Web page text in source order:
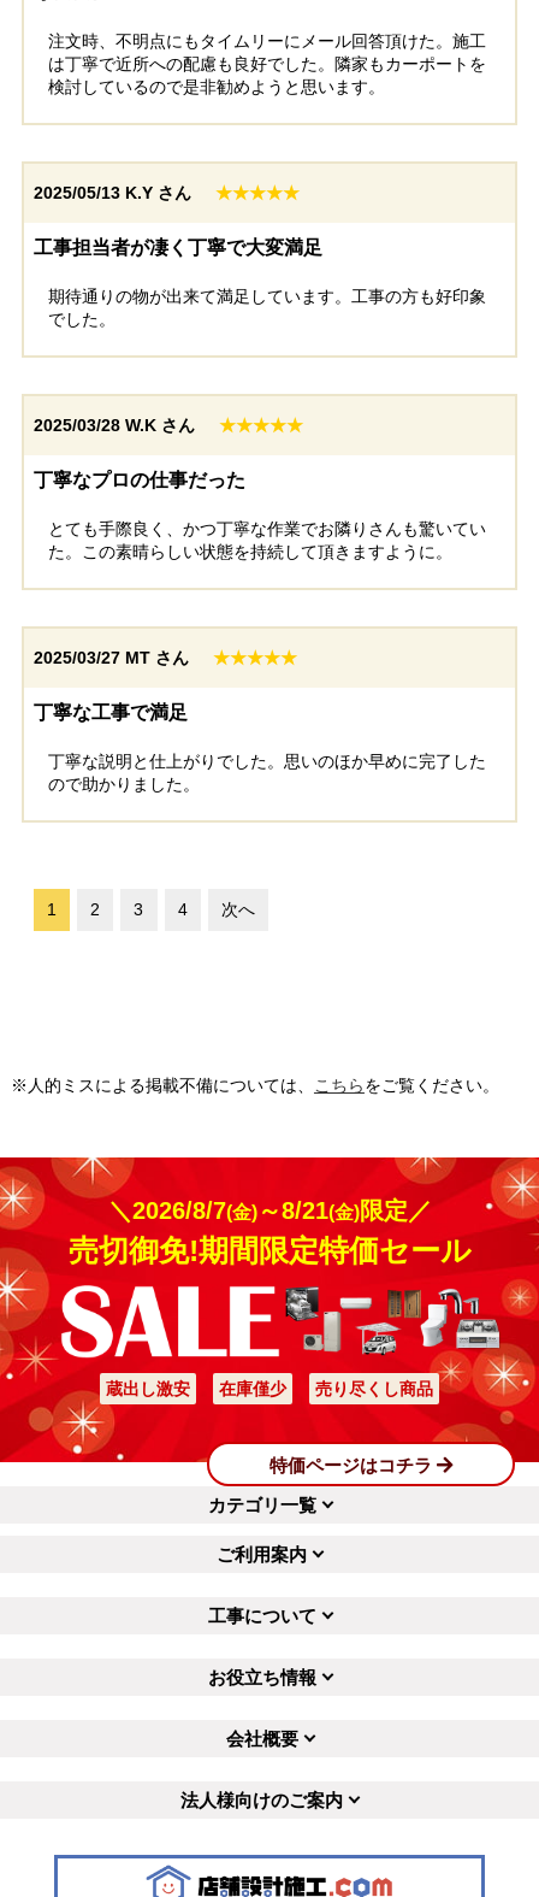
注文時、不明点にもタイムリーにメール回答頂けた。施工
は丁寧で近所への配慮も良好でした。隣家もカーポートを
検討しているので是非勧めようと思います。
2025/05/13 K.Y さん ★★★★★
工事担当者が凄く丁寧で大変満足
期待通りの物が出来て満足しています。工事の方も好印象
でした。
2025/03/28 W.K さん ★★★★★
丁寧なプロの仕事だった
とても手際良く、かつ丁寧な作業でお隣りさんも驚いてい
た。この素晴らしい状態を持続して頂きますように。
2025/03/27 MT さん ★★★★★
丁寧な工事で満足
丁寧な説明と仕上がりでした。思いのほか早めに完了した
ので助かりました。
1 2 3 4 次へ
※人的ミスによる掲載不備については、 こちらをご覧ください。
＼2026/8/7(金)～8/21(金)限定／
売切御免!期間限定特価セール
蔵出し激安 在庫僅少 売り尽くし商品
特価ページはコチラ
カテゴリ一覧
ご利用案内
工事について
お役立ち情報
会社概要
法人様向けのご案内